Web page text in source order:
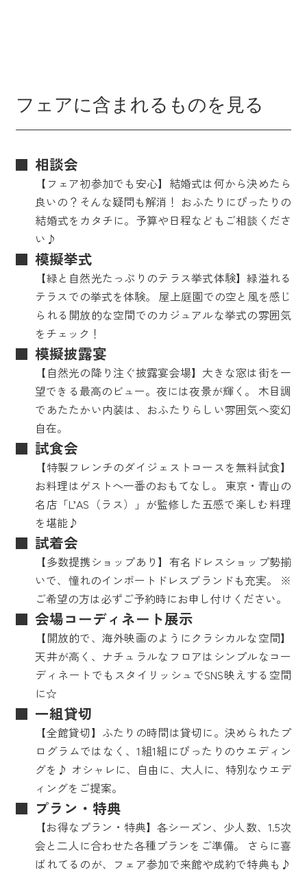
フェアに含まれるものを見る
相談会
【フェア初参加でも安心】結婚式は何から決めたら
良いの？そんな疑問も解消！ おふたりにぴったりの
結婚式をカタチに。予算や日程などもご相談くださ
い♪
模擬挙式
【緑と自然光たっぷりのテラス挙式体験】緑溢れる
テラスでの挙式を体験。 屋上庭園での空と風を感じ
られる開放的な空間でのカジュアルな挙式の雰囲気
をチェック！
模擬披露宴
【自然光の降り注ぐ披露宴会場】大きな窓は街を一
望できる最高のビュー。夜には夜景が輝く。 木目調
であたたかい内装は、おふたりらしい雰囲気へ変幻
自在。
試食会
【特製フレンチのダイジェストコースを無料試食】
お料理はゲストへ一番のおもてなし。 東京・青山の
名店「L’AS（ラス）」が監修した五感で楽しむ料理
を堪能♪
試着会
【多数提携ショップあり】有名ドレスショップ勢揃
いで、憧れのインポートドレスブランドも充実。 ※
ご希望の方は必ずご予約時にお申し付けください。
会場コーディネート展示
【開放的で、海外映画のようにクラシカルな空間】
天井が高く、ナチュラルなフロアはシンプルなコー
ディネートでもスタイリッシュでSNS映えする空間
に☆
一組貸切
【全館貸切】ふたりの時間は貸切に。決められたプ
ログラムではなく、1組1組にぴったりのウエディン
グを♪ オシャレに、自由に、大人に、特別なウエデ
ィングをご提案。
プラン・特典
【お得なプラン・特典】各シーズン、少人数、1.5次
会と二人に合わせた各種プランをご準備。 さらに喜
ばれてるのが、フェア参加で来館や成約で特典も♪